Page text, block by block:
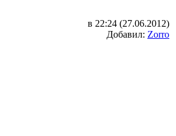
в 22:24 (27.06.2012)
Добавил: Zorro